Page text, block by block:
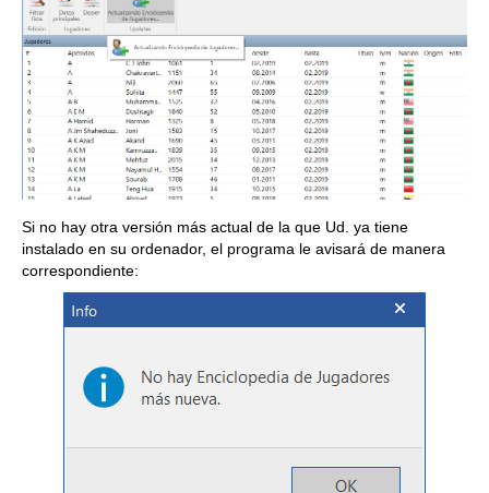
Si no hay otra versión más actual de la que Ud. ya tiene
instalado en su ordenador, el programa le avisará de manera
correspondiente: